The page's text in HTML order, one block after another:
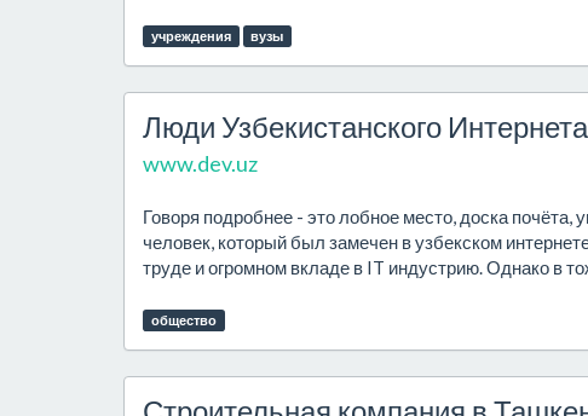
учреждения вузы
Люди Узбекистанского Интернета
www.dev.uz
Говоря подробнее - это лобное место, доска почёта,
человек, который был замечен в узбекском
труде и огромном вкладе в IT индустрию. Однако в
общество